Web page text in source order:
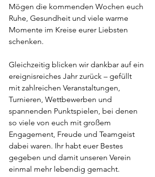
Mögen die kommenden Wochen euch
Ruhe, Gesundheit und viele warme
Momente im Kreise eurer Liebsten
schenken.
Gleichzeitig blicken wir dankbar auf ein
ereignisreiches Jahr zurück – gefüllt
mit zahlreichen Veranstaltungen,
Turnieren, Wettbewerben und
spannenden Punktspielen, bei denen
so viele von euch mit großem
Engagement, Freude und Teamgeist
dabei waren. Ihr habt euer Bestes
gegeben und damit unseren Verein
einmal mehr lebendig gemacht.